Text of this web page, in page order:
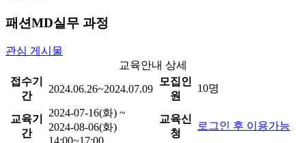
패션MD실무 과정
관심 게시물
교육안내 상세
접수기
간
2024.06.26~2024.07.09
모집인
원
10명
교육기
간
2024-07-16(화) ~
2024-08-06(화)
교육신
청
로그인 후 이용가능